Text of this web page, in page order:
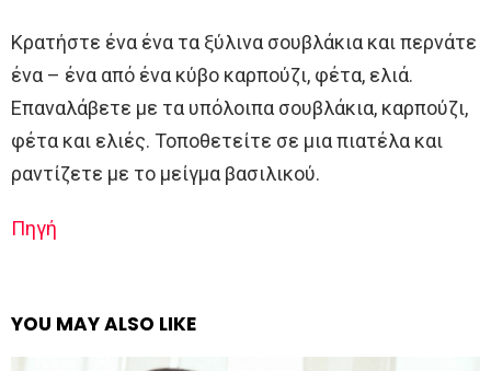
Κρατήστε ένα ένα τα ξύλινα σουβλάκια και περνάτε
ένα – ένα από ένα κύβο καρπούζι, φέτα, ελιά.
Επαναλάβετε με τα υπόλοιπα σουβλάκια, καρπούζι,
φέτα και ελιές. Τοποθετείτε σε μια πιατέλα και
ραντίζετε με το μείγμα βασιλικού.
Πηγή
YOU MAY ALSO LIKE